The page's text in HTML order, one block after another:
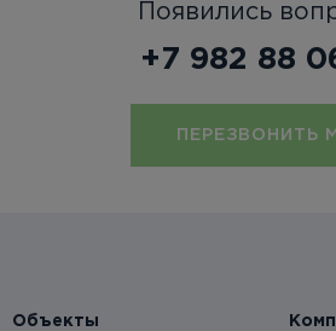
Появились
+7 982 88
ПЕРЕЗВОНИТЬ
Объекты